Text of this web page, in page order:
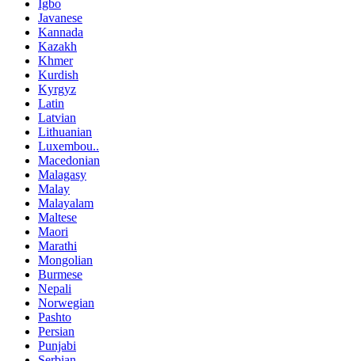
Igbo
Javanese
Kannada
Kazakh
Khmer
Kurdish
Kyrgyz
Latin
Latvian
Lithuanian
Luxembou..
Macedonian
Malagasy
Malay
Malayalam
Maltese
Maori
Marathi
Mongolian
Burmese
Nepali
Norwegian
Pashto
Persian
Punjabi